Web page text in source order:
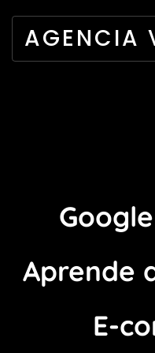
AGENCIA
Aprende
E-